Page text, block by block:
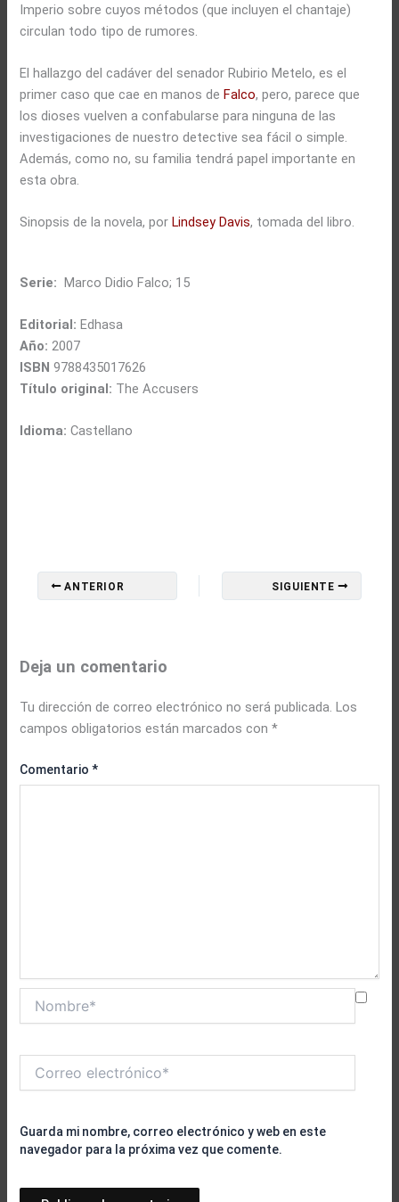
Imperio sobre cuyos métodos (que incluyen el chantaje)
circulan todo tipo de rumores.
El hallazgo del cadáver del senador Rubirio Metelo, es el
primer caso que cae en manos deFalco, pero, parece que
los dioses vuelven a confabularse para ninguna de las
investigaciones de nuestro detective sea fácil o simple.
Además, como no, su familia tendrá papel importante en
esta obra.
Sinopsis de la novela, por Lindsey Davis, tomada del libro.
Serie: Marco Didio Falco; 15
Editorial: Edhasa
Año: 2007
ISBN 9788435017626
Título original: The Accusers
Idioma: Castellano
ANTERIOR SIGUIENTE
Deja un comentario
Tu dirección de correo electrónico no será publicada. Los
campos obligatorios están marcados con*
Comentario*
electrónico*
Guarda mi nombre, correo electrónico y web en este
navegador para la próxima vez que comente.